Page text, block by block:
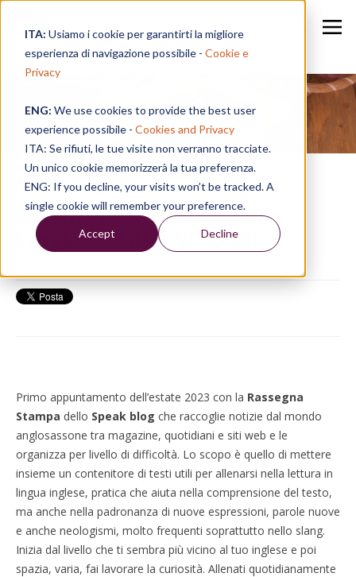
ITA: Usiamo i cookie per garantirti la migliore
esperienza di navigazione possibile - Cookie e
Privacy
ENG: We use cookies to provide the best user
experience possibile - Cookies and Privacy
ITA: Se rifiuti, le tue visite non verranno tracciate.
Un unico cookie memorizzerà la tua preferenza.
ENG: If you decline, your visits won’t be tracked. A
single cookie will remember your preference.
Accept Decline
Speak in a Week
SPEAK TIPS | La rassegna
stampa per migliorare
l’inglese - GIUGNO 2023
Primo appuntamento dell’estate 2023 con la Rassegna
Stampa dello Speak blog che raccoglie notizie dal mondo
anglosassone tra magazine, quotidiani e siti web e le
organizza per livello di difficoltà. Lo scopo è quello di mettere
insieme un contenitore di testi utili per allenarsi nella lettura in
lingua inglese, pratica che aiuta nella comprensione del testo,
ma anche nella padronanza di nuove espressioni, parole nuove
e anche neologismi, molto frequenti soprattutto nello slang.
Inizia dal livello che ti sembra più vicino al tuo inglese e poi
spazia, varia, fai lavorare la curiosità. Allenati quotidianamente